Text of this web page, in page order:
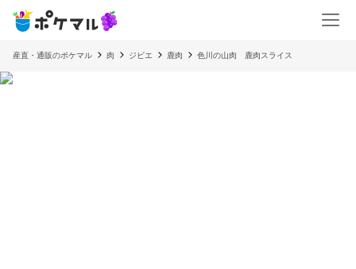
産直・通販のポケマル 肉 ジビエ 鹿肉 色川の山肉 鹿肉スライス